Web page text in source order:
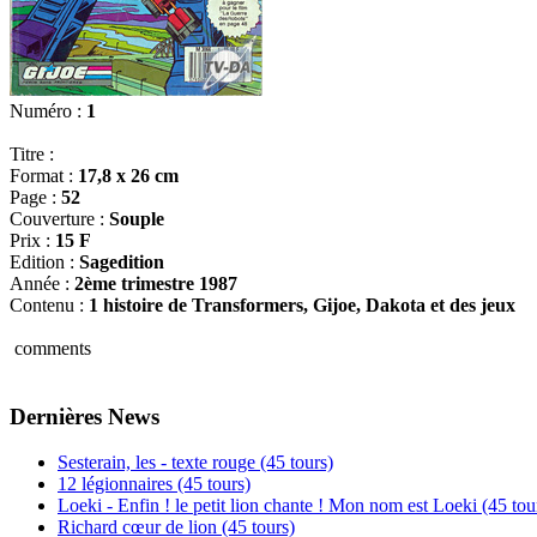
Numéro : 1
Titre :
Format : 17,8 x 26 cm
Page : 52
Couverture : Souple
Prix : 15 F
Edition : Sagedition
Année : 2ème trimestre 1987
Contenu : 1 histoire de Transformers, Gijoe, Dakota et des jeux
comments
Dernières News
Sesterain, les - texte rouge (45 tours)
12 légionnaires (45 tours)
Loeki - Enfin ! le petit lion chante ! Mon nom est Loeki (45
Richard cœur de lion (45 tours)